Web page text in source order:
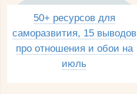
50+ ресурсов для
саморазвития, 15 выводов
про отношения и обои на
июль